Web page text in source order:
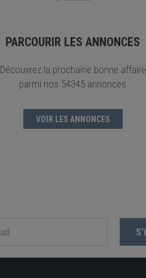
PARCOURIR LES ANNONCES
Découvrez la prochaine bonne affaire
parmi nos 54345 annonces
VOIR LES ANNONCES